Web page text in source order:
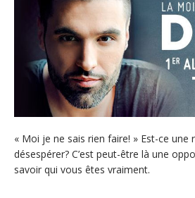
« Moi je ne sais rien faire! » Est-ce une
désespérer? C’est peut-être là une
savoir qui vous êtes vraiment.